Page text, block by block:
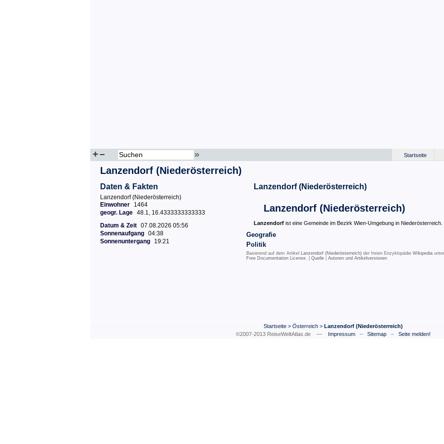
+– » Startseite
Lanzendorf (Niederösterreich)
Daten & Fakten
Lanzendorf (Niederösterreich)
Einwohner
1464
geogr. Lage 48.1, 16.4333333333333
Datum & Zeit 07.08.2026 05:56
Sonnenaufgang 04:38
Sonnenuntergang
19:21
Lanzendorf (Niederösterreich)
Lanzendorf (Niederösterreich)
Lanzendorf ist eine Gemeinde im Bezirk Wien-Umgebung in Niederösterreich.
Geografie
Politik
Basierend auf dem Artikel Lanzendorf (Niederösterreich) der freien Enzyklopädie Wikipedia
Free Documentation License. | Quelle Autoren und Artikelversionen
Startseite> Österreich> Lanzendorf (Niederösterreich)
©2007-2013 ReiseWeltAtlas.de —
Impressum– Sitemap– Seite melden!